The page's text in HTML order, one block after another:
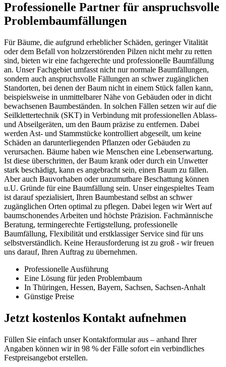
Professionelle Partner für anspruchsvolle
Problembaumfällungen
Für Bäume, die aufgrund erheblicher Schäden, geringer Vitalität
oder dem Befall von holzzerstörenden Pilzen nicht mehr zu retten
sind, bieten wir eine fachgerechte und professionelle Baumfällung
an. Unser Fachgebiet umfasst nicht nur normale Baumfällungen,
sondern auch anspruchsvolle Fällungen an schwer zugänglichen
Standorten, bei denen der Baum nicht in einem Stück fallen kann,
beispielsweise in unmittelbarer Nähe von Gebäuden oder in dicht
bewachsenen Baumbeständen. In solchen Fällen setzen wir auf die
Seilklettertechnik (SKT) in Verbindung mit professionellen Ablass-
und Abseilgeräten, um den Baum präzise zu entfernen. Dabei
werden Ast- und Stammstücke kontrolliert abgeseilt, um keine
Schäden an darunterliegenden Pflanzen oder Gebäuden zu
verursachen. Bäume haben wie Menschen eine Lebenserwartung.
Ist diese überschritten, der Baum krank oder durch ein Unwetter
stark beschädigt, kann es angebracht sein, einen Baum zu fällen.
Aber auch Bauvorhaben oder unzumutbare Beschattung können
u.U. Gründe für eine Baumfällung sein. Unser eingespieltes Team
ist darauf spezialisiert, Ihren Baumbestand selbst an schwer
zugänglichen Orten optimal zu pflegen. Dabei legen wir Wert auf
baumschonendes Arbeiten und höchste Präzision. Fachmännische
Beratung, termingerechte Fertigstellung, professionelle
Baumfällung, Flexibilität und erstklassiger Service sind für uns
selbstverständlich. Keine Herausforderung ist zu groß - wir freuen
uns darauf, Ihren Auftrag zu übernehmen.
Professionelle Ausführung
Eine Lösung für jeden Problembaum
In Thüringen, Hessen, Bayern, Sachsen, Sachsen-Anhalt
Günstige Preise
Jetzt kostenlos Kontakt aufnehmen
Füllen Sie einfach unser Kontaktformular aus – anhand Ihrer
Angaben können wir in 98 % der Fälle sofort ein verbindliches
Festpreisangebot erstellen.